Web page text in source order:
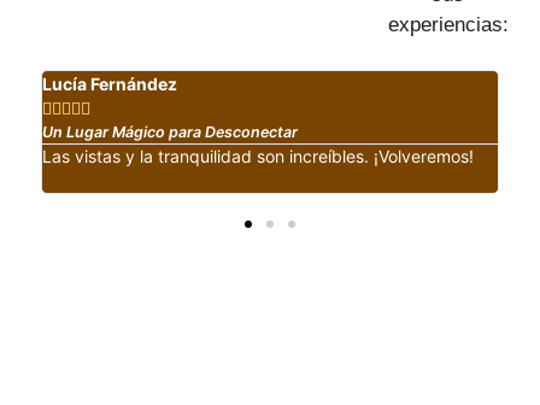
experiencias:
Lucía Fernández
    
Un Lugar Mágico para Desconectar
Las vistas y la tranquilidad son increíbles. ¡Volveremos!